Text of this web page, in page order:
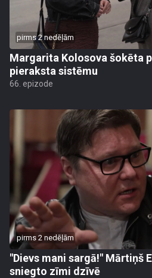
pirms 2 nedēļām
Margarita Kolosova šokēta
pieraksta sistēmu
66. epizode
pirms 2 nedēļām
"Dievs mani sargā!" Mārtiņš
sniegto zīmi dzīvē